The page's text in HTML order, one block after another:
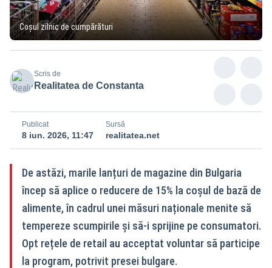
Coșul zilnic de cumpărături
Scris de
Realitatea de Constanta
Publicat
8 iun. 2026, 11:47
Sursă
realitatea.net
De astăzi, marile lanțuri de magazine din Bulgaria
încep să aplice o reducere de 15% la coșul de bază de
alimente, în cadrul unei măsuri naționale menite să
tempereze scumpirile și să-i sprijine pe consumatori.
Opt rețele de retail au acceptat voluntar să participe
la program, potrivit presei bulgare.